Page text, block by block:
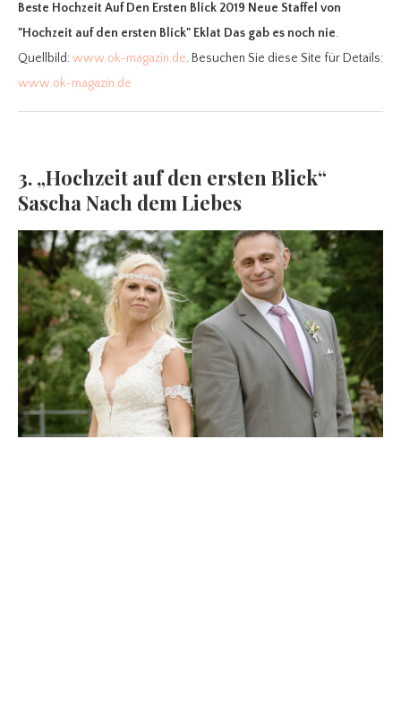
Beste Hochzeit Auf Den Ersten Blick 2019 Neue Staffel von
"Hochzeit auf den ersten Blick" Eklat Das gab es noch nie.
Quellbild:www.ok-magazin.de. Besuchen Sie diese Site für Details:
www.ok-magazin.de
3. „Hochzeit auf den ersten Blick“
Sascha Nach dem Liebes